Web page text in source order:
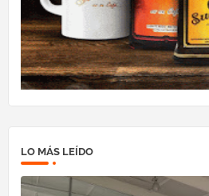
LO MÁS LEÍDO